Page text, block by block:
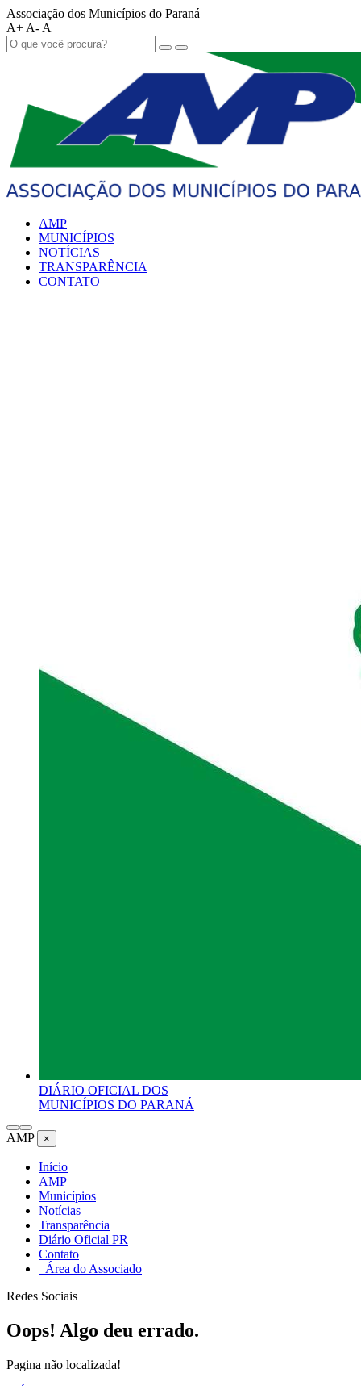
Associação dos Municípios do Paraná
A+ A- A
AMP
MUNICÍPIOS
NOTÍCIAS
TRANSPARÊNCIA
CONTATO
DIÁRIO OFICIAL DOS
MUNICÍPIOS DO PARANÁ
AMP ×
Início
AMP
Municípios
Notícias
Transparência
Diário Oficial PR
Contato
Área do Associado
Redes Sociais
Oops! Algo deu errado.
Pagina não localizada!